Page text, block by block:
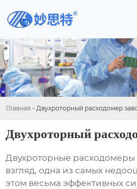
Главная - Двухроторный расходомер
Двухроторный
Двухроторные расходомеры
взгляд, одна из самых
этом весьма эффективных